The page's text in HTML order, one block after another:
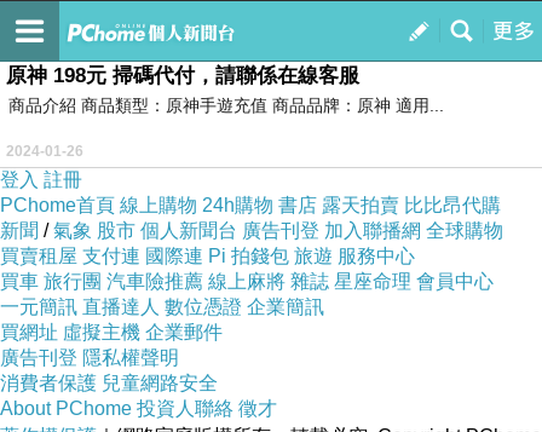
我的
訂閱
就是遊戲天堂
原神 198元 掃碼代付，請聯係在線客服
商品介紹 商品類型：原神手遊充值 商品品牌：原神 適用...
2024-01-26
登入 註冊
PChome首頁 線上購物 24h購物 書店 露天拍賣 比比昂代購
新聞 /氣象 股市 個人新聞台 廣告刊登 加入聯播網 全球購物
買賣租屋 支付連 國際連 Pi 拍錢包 旅遊 服務中心
買車 旅行團 汽車險推薦 線上麻將 雜誌 星座命理 會員中心
一元簡訊 直播達人 數位憑證 企業簡訊
買網址 虛擬主機 企業郵件
廣告刊登 隱私權聲明
消費者保護 兒童網路安全
About PChome 投資人聯絡 徵才